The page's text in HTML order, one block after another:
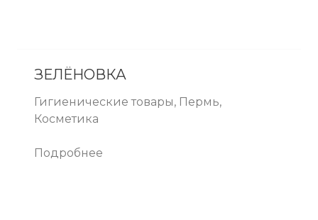
ЗЕЛЁНОВКА
Гигиенические товары, Пермь,
Косметика
Подробнее